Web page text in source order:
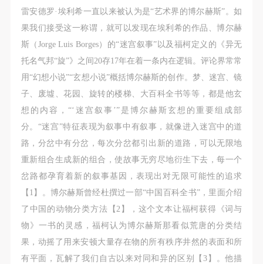
雷安德罗·埃利希一直以来被认为是“艺术界的博尔赫斯”。如
果我们接受这一称谓，就可以发现在埃利希的作品、博尔赫
斯（Jorge Luis Borges）的“迷宫叙事”以及福柯定义的《异无
托名气邦“旋”》之间20存17年在着一条内在逻辑。评论界常常
用“幻想小说”“玄想小说”概括博尔赫斯的创作。梦、迷宫、镜
子、废墟、花园、旋转的楼梯、大百科全书等等，都是他玄
想的内容，“‘迷宫叙事’”是博尔赫斯玄想的重要组成部
分。“迷宫”特征表现为叙事中有叙事，就像进入迷宫中的道
路，分岔中有分岔，每次分岔都引出新的道路，可以无限地
重新组合生成新的组合，使故事无穷尽地衍生下去，每一个
岔路都孕育着新的叙事基因，表现出对无限可能性的追求
【1】。博尔赫斯曾经杜撰过一部“中国百科全书”，里面介绍
了中国的动物分类方法【2】，这个文本让福柯获得《词与
物》一书的灵感，福柯认为博尔赫斯那看似荒唐的分类结
果，动摇了用来安顿大量存在物的所有秩序井然的表面和所
有平面，瓦解了我们自古以来对同和异的区别【3】。他描
成员应当积极主动的组织实施救援工作，但对事故本
身不承担任何法律责任和经济责任。参加本次活动者
的人身安全不负有民事及相关连带责任。
第五条
参加活动者在此次活动期间应主动遵守美术馆活动秩
序、维护美术馆场地及展示、展览、馆藏艺术作品及
衍生品的安全。活动中一旦因个人原因造成美术馆场
地、空间、艺术品、衍生品等受到不同程度的损失、
破坏。活动中任何非事故当事人及美术馆将不承担相
应的责任与损失，应由参与活动者根据相应的法律条
文、组织规定进行协商和赔偿。并追究相应的法律责
任和经济责任。
第六条
参与活动者在参与活动时应当在美术馆工作人员及活
动导师、教师指导下进行，并正确的使用活动中所涉
及到的绘画工具、创作材料及配套设备、设施，若参
成员应当积极主动的组织实施救援工作，但对事故本
身不承担任何法律责任和经济责任。参加本次活动者
的人身安全不负有民事及相关连带责任。
第五条
参加活动者在此次活动期间应主动遵守美术馆活动秩
序、维护美术馆场地及展示、展览、馆藏艺术作品及
衍生品的安全。活动中一旦因个人原因造成美术馆场
地、空间、艺术品、衍生品等受到不同程度的损失、
破坏。活动中任何非事故当事人及美术馆将不承担相
应的责任与损失，应由参与活动者根据相应的法律条
文、组织规定进行协商和赔偿。并追究相应的法律责
任和经济责任。
第六条
参与活动者在参与活动时应当在美术馆工作人员及活
动导师、教师指导下进行，并正确的使用活动中所涉
及到的绘画工具、创作材料及配套设备、设施，若参
成员应当积极主动的组织实施救援工作，但对事故本
身不承担任何法律责任和经济责任。参加本次活动者
的人身安全不负有民事及相关连带责任。
第五条
参加活动者在此次活动期间应主动遵守美术馆活动秩
序、维护美术馆场地及展示、展览、馆藏艺术作品及
衍生品的安全。活动中一旦因个人原因造成美术馆场
地、空间、艺术品、衍生品等受到不同程度的损失、
破坏。活动中任何非事故当事人及美术馆将不承担相
应的责任与损失，应由参与活动者根据相应的法律条
文、组织规定进行协商和赔偿。并追究相应的法律责
任和经济责任。
第六条
参与活动者在参与活动时应当在美术馆工作人员及活
动导师、教师指导下进行，并正确的使用活动中所涉
及到的绘画工具、创作材料及配套设备、设施，若参